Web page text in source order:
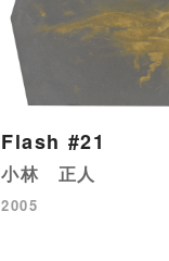
Flash #21
小林 正人
2005